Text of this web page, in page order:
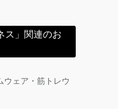
ス」関連のお
ウェア・筋トレウ